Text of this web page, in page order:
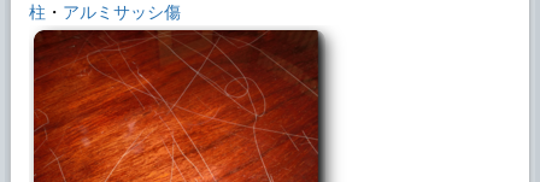
しました。
2025年5月7日
ブログに 「◆ロードスター シート破れ」を
追加しました。
2025年5月3日
ブログに 「◆アウディTTヘッドライト」を
柱 ・ アルミサッシ傷